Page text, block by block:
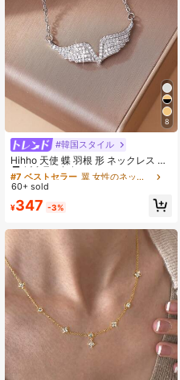
8
#韓国スタイル
Hihho 天使 蝶 羽根 形 ネックレス キ
ュービックジルコニア 職人技 光沢 1
個女性用ペンダントネックレス、豪
#7 ベストセラー
高リピート率
#7 ベストセラー
高リピート率
#7 ベストセラー
高リピート率
#7 ベストセラー
60+ sold
¥347 -3%